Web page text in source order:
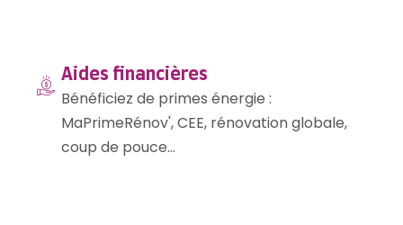
Aides financières
Bénéficiez de primes énergie :
MaPrimeRénov', CEE, rénovation globale,
coup de pouce...